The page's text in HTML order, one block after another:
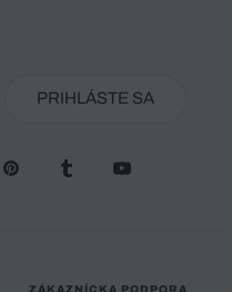
PRIHLÁSTE SA
ZÁKAZNÍCKA PODPORA